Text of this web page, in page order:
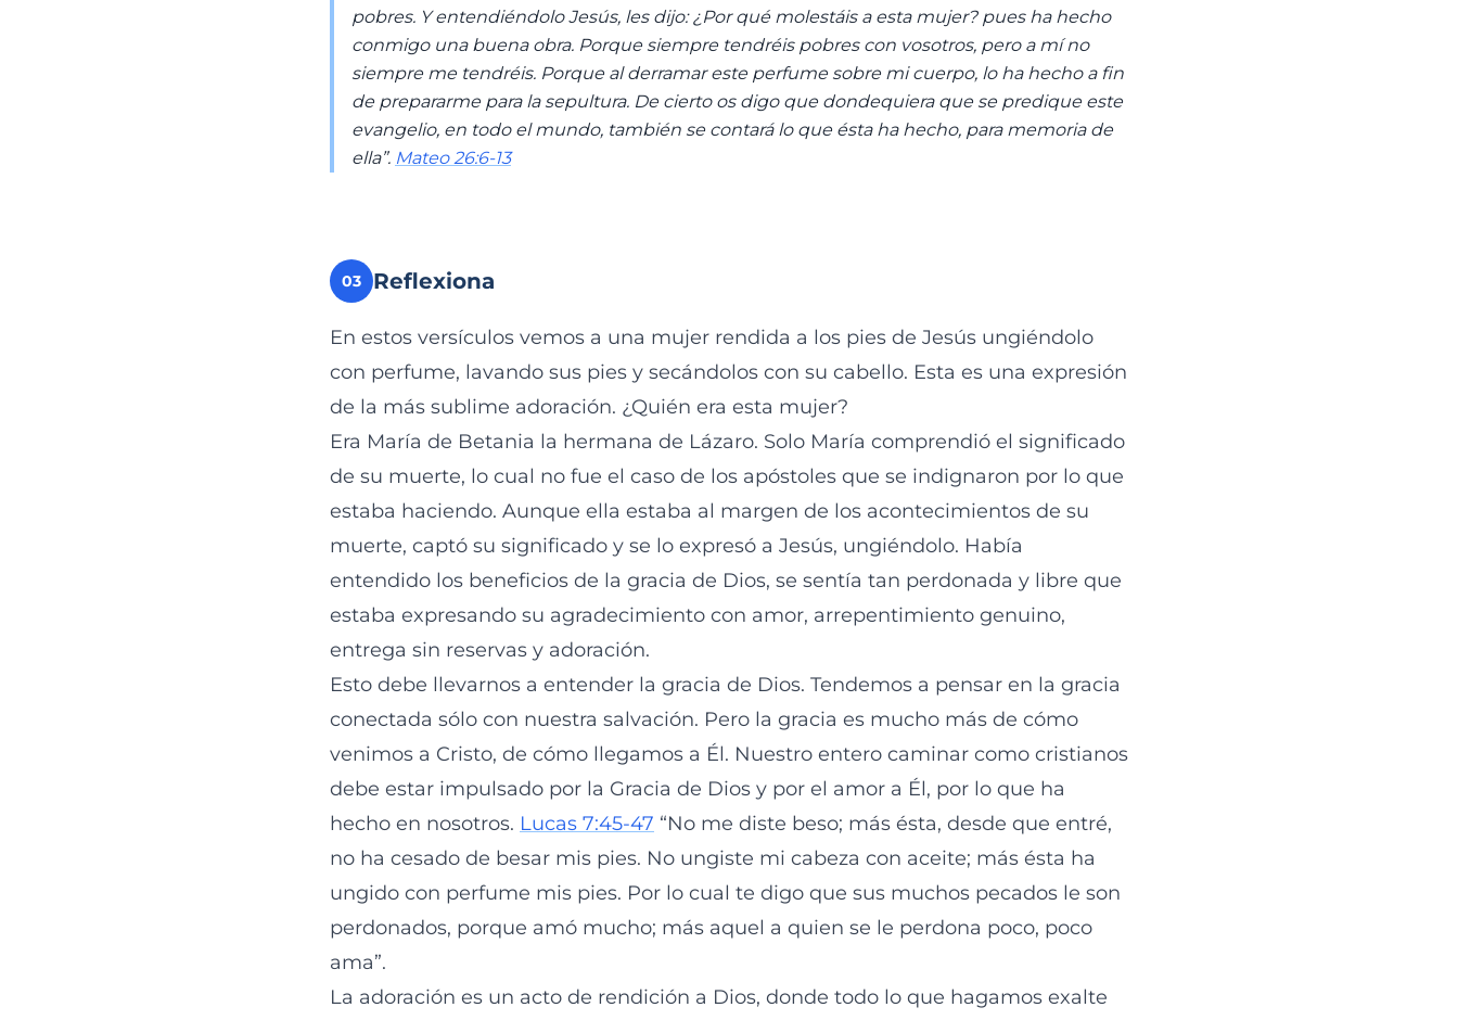
pobres. Y entendiéndolo Jesús, les dijo: ¿Por qué molestáis a esta mujer? pues ha hecho
conmigo una buena obra. Porque siempre tendréis pobres con vosotros, pero a mí no
siempre me tendréis. Porque al derramar este perfume sobre mi cuerpo, lo ha hecho a fin
de prepararme para la sepultura. De cierto os digo que dondequiera que se predique este
evangelio, en todo el mundo, también se contará lo que ésta ha hecho, para memoria de
ella”. Mateo 26:6-13
03 Reflexiona
En estos versículos vemos a una mujer rendida a los pies de Jesús ungiéndolo
con perfume, lavando sus pies y secándolos con su cabello. Esta es una expresión
de la más sublime adoración. ¿Quién era esta mujer?
Era María de Betania la hermana de Lázaro. Solo María comprendió el significado
de su muerte, lo cual no fue el caso de los apóstoles que se indignaron por lo que
estaba haciendo. Aunque ella estaba al margen de los acontecimientos de su
muerte, captó su significado y se lo expresó a Jesús, ungiéndolo. Había
entendido los beneficios de la gracia de Dios, se sentía tan perdonada y libre que
estaba expresando su agradecimiento con amor, arrepentimiento genuino,
entrega sin reservas y adoración.
Esto debe llevarnos a entender la gracia de Dios. Tendemos a pensar en la gracia
conectada sólo con nuestra salvación. Pero la gracia es mucho más de cómo
venimos a Cristo, de cómo llegamos a Él. Nuestro entero caminar como cristianos
debe estar impulsado por la Gracia de Dios y por el amor a Él, por lo que ha
hecho en nosotros. Lucas 7:45-47 “No me diste beso; más ésta, desde que entré,
no ha cesado de besar mis pies. No ungiste mi cabeza con aceite; más ésta ha
ungido con perfume mis pies. Por lo cual te digo que sus muchos pecados le son
perdonados, porque amó mucho; más aquel a quien se le perdona poco, poco
ama”.
La adoración es un acto de rendición a Dios, donde todo lo que hagamos exalte